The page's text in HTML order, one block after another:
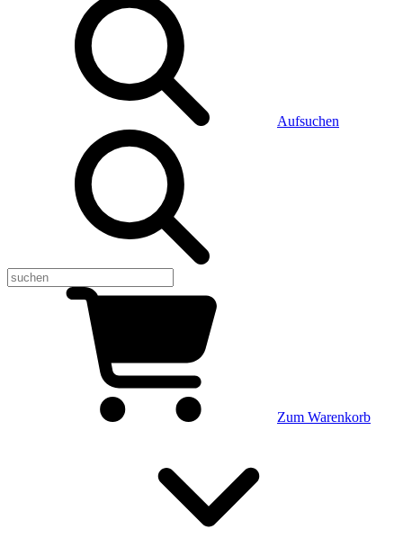
Aufsuchen
Zum Warenkorb